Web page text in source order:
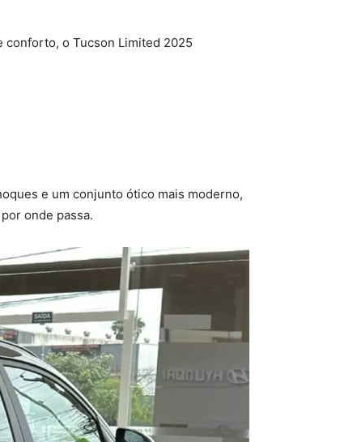
conforto, o Tucson Limited 2025
e um conjunto ótico mais moderno,
onde passa.